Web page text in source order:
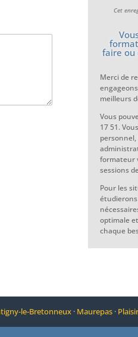
Cet
faire ou
Merci de
meilleurs
Vous
17 51.
formateur
sessions
Pour les
optimale
chaque
le-Bretonneux· Maurepas· Plaisir